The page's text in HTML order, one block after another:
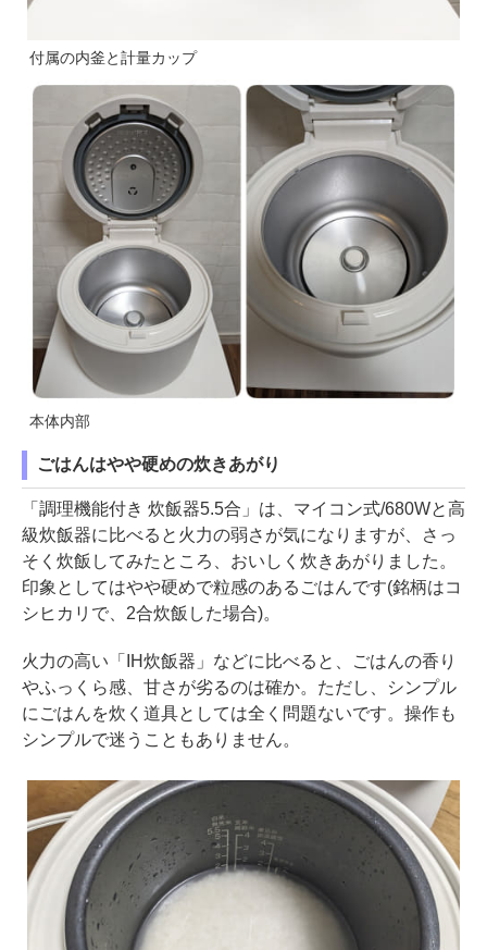
付属の内釜と計量カップ
本体内部
ごはんはやや硬めの炊きあがり
「調理機能付き 炊飯器5.5合」は、マイコン式/680Wと高
級炊飯器に比べると火力の弱さが気になりますが、さっ
そく炊飯してみたところ、おいしく炊きあがりました。
印象としてはやや硬めで粒感のあるごはんです(銘柄はコ
シヒカリで、2合炊飯した場合)。
火力の高い「IH炊飯器」などに比べると、ごはんの香り
やふっくら感、甘さが劣るのは確か。ただし、シンプル
にごはんを炊く道具としては全く問題ないです。操作も
シンプルで迷うこともありません。